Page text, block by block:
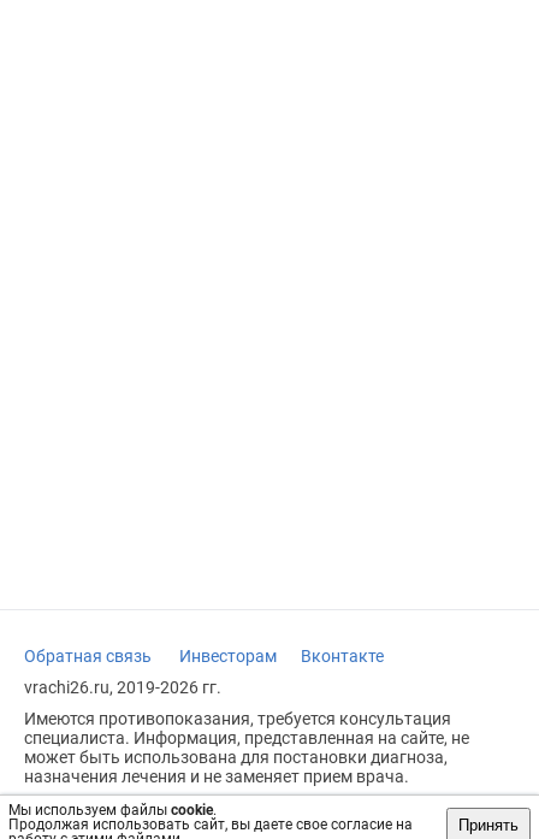
Мы используем файлы cookie.
Продолжая использовать сайт, вы даете свое согласие на
Принять
Обратная связь Инвесторам
Вконтакте
vrachi26.ru, 2019-2026 гг.
Имеются противопоказания, требуется консультация
специалиста. Информация, представленная на сайте, не
может быть использована для постановки диагноза,
назначения лечения и не заменяет прием врача.
Возрастное ограничение: 18+